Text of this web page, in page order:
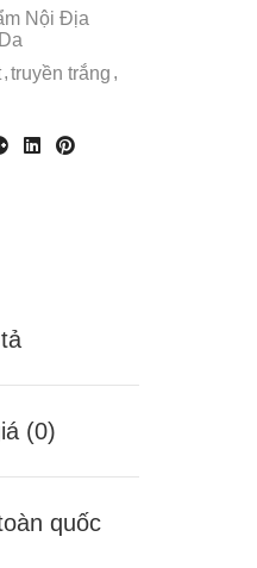
Nội Địa
truyền trắng
(0)
quốc